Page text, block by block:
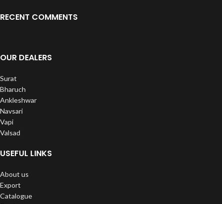
RECENT COMMENTS
OUR DEALERS
Surat
Bharuch
Ankleshwar
Navsari
Vapi
Valsad
USEFUL LINKS
About us
Export
Catalogue